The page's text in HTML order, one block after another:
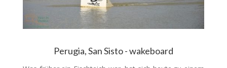
Perugia, San Sisto - wakeboard